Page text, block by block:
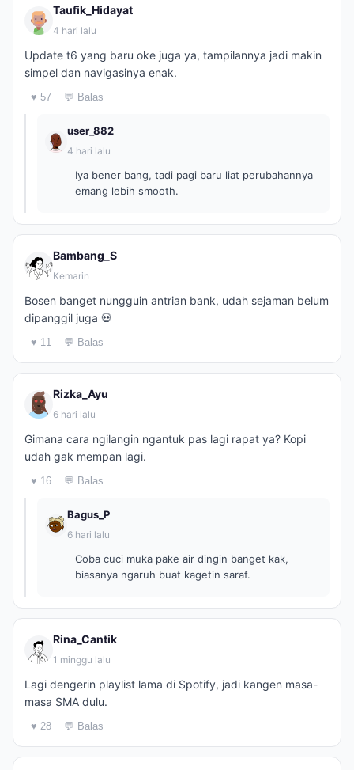
Taufik_Hidayat
4 hari lalu
Update t6 yang baru oke juga ya, tampilannya jadi makin
simpel dan navigasinya enak.
♥ 57 💬 Balas
user_882
4 hari lalu
Iya bener bang, tadi pagi baru liat perubahannya
emang lebih smooth.
Bambang_S
Kemarin
Bosen banget nungguin antrian bank, udah sejaman belum
dipanggil juga 💀
♥ 11 💬 Balas
Rizka_Ayu
6 hari lalu
Gimana cara ngilangin ngantuk pas lagi rapat ya? Kopi
udah gak mempan lagi.
♥ 16 💬 Balas
Bagus_P
6 hari lalu
Coba cuci muka pake air dingin banget kak,
biasanya ngaruh buat kagetin saraf.
Rina_Cantik
1 minggu lalu
Lagi dengerin playlist lama di Spotify, jadi kangen masa-
masa SMA dulu.
♥ 28 💬 Balas